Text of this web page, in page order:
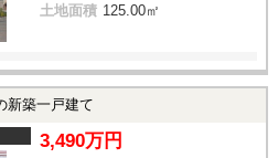
土地面積 125.00㎡
新築一戸建て
3,490万円